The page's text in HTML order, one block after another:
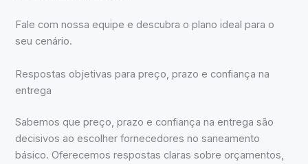
Fale com nossa equipe e descubra o plano ideal para o
seu cenário.
Respostas objetivas para preço, prazo e confiança na
entrega
Sabemos que preço, prazo e confiança na entrega são
decisivos ao escolher fornecedores no saneamento
básico. Oferecemos respostas claras sobre orçamentos,